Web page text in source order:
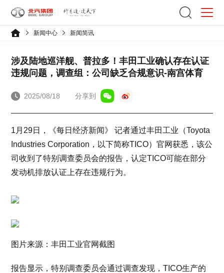
新闻中心 新闻简讯
涉及陆地巡洋舰、普拉多！丰田工业确认存在认证
违规问题，调查组：公司缺乏合规意识-南宫体育
2025/08/18 分享到
1月29日，《每日经济新闻》 记者通过丰田工业（Toyota
Industries Corporation，以下简称TICO）官网获悉，该公
司收到了特别调查委员会的报告，认定TICO可能在部分
发动机排放认证上存在违规行为。
图片来源：丰田工业官网截图
报告显示，特别调查委员会通过调查发现，TICO生产的